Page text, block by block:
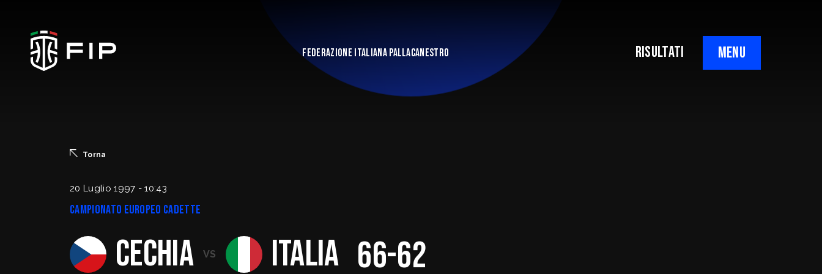
FEDERAZIONE ITALIANA PALLACANESTRO RISULTATI MENU
La Federazione
Ticketing
Regolamenti
Torna
20 Luglio 1997 - 10:43
Campionato Europeo Cadette
Cechia VS Italia 66-62